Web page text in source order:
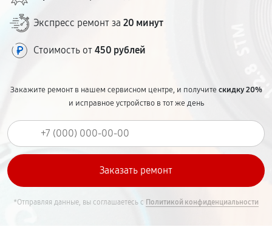
Экспресс ремонт за 20 минут
Стоимость от 450 рублей
Закажите ремонт в нашем сервисном центре, и получитескидку 20%
и исправное устройство в тот же день
*Отправляя данные, вы соглашаетесь с Политикой конфиденциальности